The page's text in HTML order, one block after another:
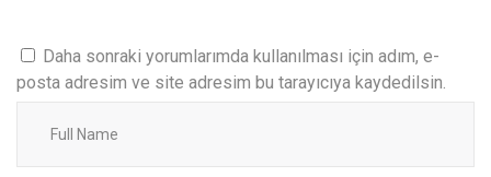
Daha sonraki yorumlarımda kullanılması için adım, e-
posta adresim ve site adresim bu tarayıcıya kaydedilsin.